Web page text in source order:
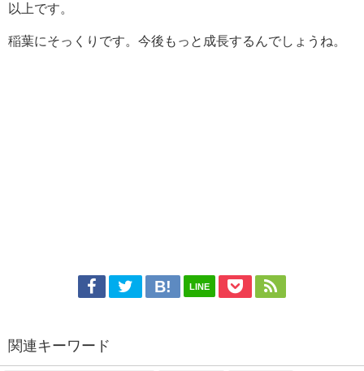
以上です。
稲葉にそっくりです。今後もっと成長するんでしょうね。
LINE
関連キーワード